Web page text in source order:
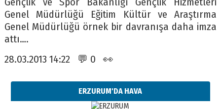
Genel Müdürlüğü Eğitim Kültür ve Araştırma
Genel Müdürlüğü örnek bir davranışa daha imza
attı….
28.03.2013 14:22 💬 0 👀
ERZURUM'DA HAVA